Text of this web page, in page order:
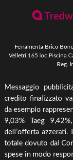
Giardinaggio
Piscine &
Arredo Giardino &
Mangimi & Pet
Agricoltura
Irrigazione &
Riscaldamento &
Elettronica &
Cura piante
Pagamenti
Spedizione e
Cambio, Resi e
Ferramenta Brico
Velletri,165 loc Piscina
Reg.
Messaggio
credito finalizzato
da esempio
9,03% Taeg
dell’offerta
totale dovuto dal
spese in modo